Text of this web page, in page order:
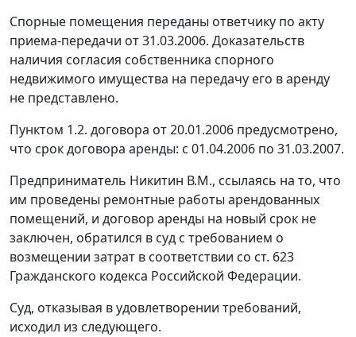
Спорные помещения переданы ответчику по акту
приема-передачи от 31.03.2006. Доказательств
наличия согласия собственника спорного
недвижимого имущества на передачу его в аренду
не представлено.
Пунктом 1.2. договора от 20.01.2006 предусмотрено,
что срок договора аренды: с 01.04.2006 по 31.03.2007.
Предприниматель Никитин В.М., ссылаясь на то, что
им проведены ремонтные работы арендованных
помещений, и договор аренды на новый срок не
заключен, обратился в суд с требованием о
возмещении затрат в соответствии со ст. 623
Гражданского кодекса Российской Федерации.
Суд, отказывая в удовлетворении требований,
исходил из следующего.